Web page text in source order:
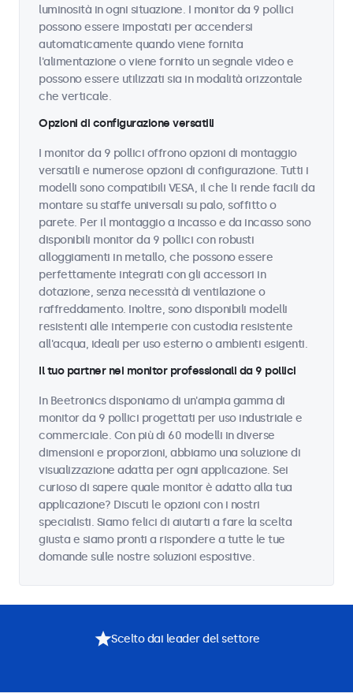
luminosità in ogni situazione. I monitor da 9 pollici
possono essere impostati per accendersi
automaticamente quando viene fornita
l'alimentazione o viene fornito un segnale video e
possono essere utilizzati sia in modalità orizzontale
che verticale.
Opzioni di configurazione versatili
I monitor da 9 pollici offrono opzioni di montaggio
versatili e numerose opzioni di configurazione. Tutti i
modelli sono compatibili VESA, il che li rende facili da
montare su staffe universali su palo, soffitto o
parete. Per il montaggio a incasso e da incasso sono
disponibili monitor da 9 pollici con robusti
alloggiamenti in metallo, che possono essere
perfettamente integrati con gli accessori in
dotazione, senza necessità di ventilazione o
raffreddamento. Inoltre, sono disponibili modelli
resistenti alle intemperie con custodia resistente
all'acqua, ideali per uso esterno o ambienti esigenti.
Il tuo partner nei monitor professionali da 9 pollici
In Beetronics disponiamo di un'ampia gamma di
monitor da 9 pollici progettati per uso industriale e
commerciale. Con più di 60 modelli in diverse
dimensioni e proporzioni, abbiamo una soluzione di
visualizzazione adatta per ogni applicazione. Sei
curioso di sapere quale monitor è adatto alla tua
applicazione? Discuti le opzioni con i nostri
specialisti. Siamo felici di aiutarti a fare la scelta
giusta e siamo pronti a rispondere a tutte le tue
domande sulle nostre soluzioni espositive.
Scelto dai leader del settore